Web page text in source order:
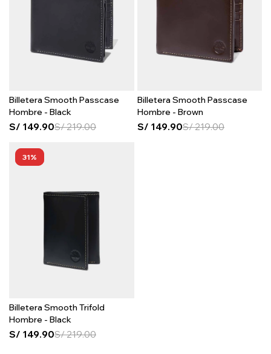
Billetera Smooth Passcase
Hombre - Black
S/ 149.90S/219.00
Billetera Smooth Passcase
Hombre - Brown
S/ 149.90S/219.00
31
Billetera Smooth Trifold
Hombre - Black
S/ 149.90S/219.00